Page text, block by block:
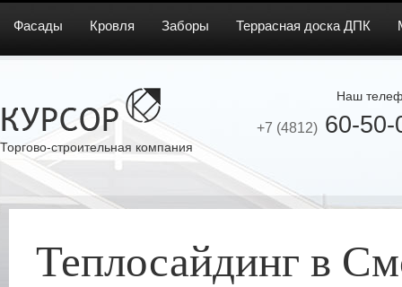
Фасады Кровля Заборы Террасная доска ДПК
Торгово-строительная компания
Наш
+7 (4812) 60-50-
Теплосайдинг в